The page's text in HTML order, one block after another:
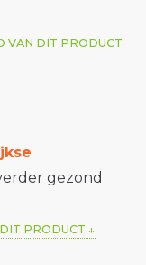
VAN DIT PRODUCT
gezond
PRODUCT